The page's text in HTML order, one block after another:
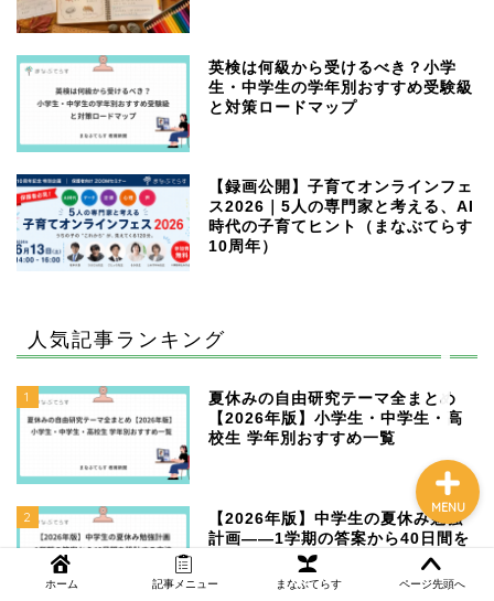
英検は何級から受けるべき？小学
生・中学生の学年別おすすめ受験級
と対策ロードマップ
【録画公開】子育てオンラインフェ
ス2026｜5人の専門家と考える、AI
時代の子育てヒント（まなぶてらす
10周年）
人気記事ランキング
1
夏休みの自由研究テーマ全まとめ
【2026年版】小学生・中学生・高
校生 学年別おすすめ一覧
2
【2026年版】中学生の夏休み勉強
計画——1学期の答案から40日間を
設計する方法
ホーム 記事メニュー まなぶてらす ページ先頭へ
MENU
NEWS
まなぶてらす活用法